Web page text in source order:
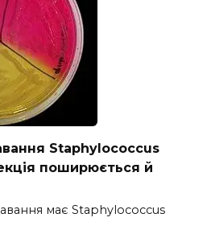
Staphylococcus
поширюється й
має Staphylococcus